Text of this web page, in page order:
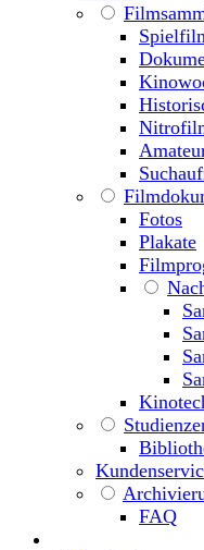
Fotos
Plakate
FAQ